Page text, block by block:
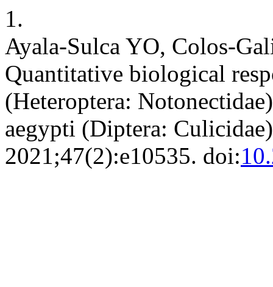
1.
Ayala-Sulca YO, Colos-
Quantitative biological
(Heteroptera:
aegypti (Diptera:
2021;47(2):e10535. doi: